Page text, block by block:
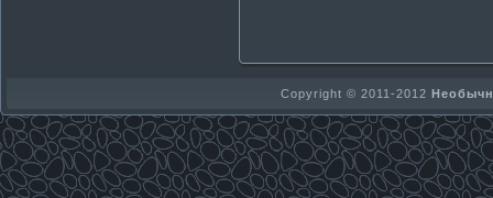
Copyright © 2011-2012